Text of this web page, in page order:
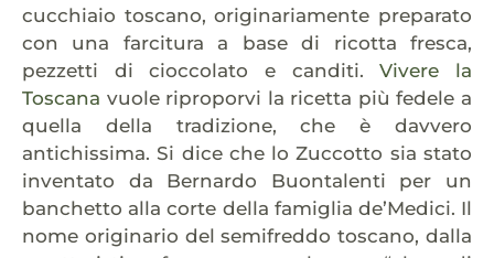
cucchiaio toscano, originariamente preparato
con una farcitura a base di ricotta fresca,
pezzetti di cioccolato e canditi.Vivere la
Toscana vuole riproporvi la ricetta più fedele a
quella della tradizione, che è davvero
antichissima. Si dice che lo Zuccotto sia stato
inventato da Bernardo Buontalenti per un
banchetto alla corte della famiglia de’Medici. Il
nome originario del semifreddo toscano, dalla